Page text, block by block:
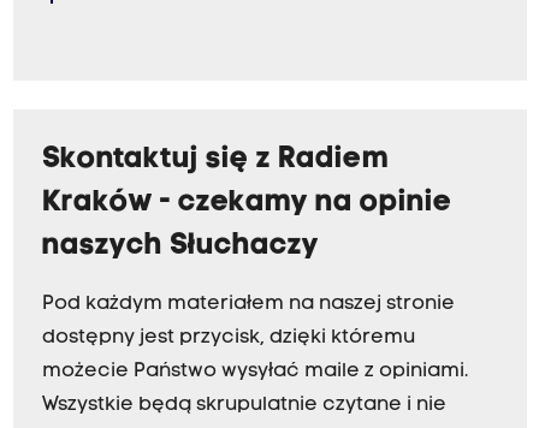
Skontaktuj się z Radiem
Kraków - czekamy na opinie
naszych Słuchaczy
Pod każdym materiałem na naszej stronie
dostępny jest przycisk, dzięki któremu
możecie Państwo wysyłać maile z opiniami.
Wszystkie będą skrupulatnie czytane i nie